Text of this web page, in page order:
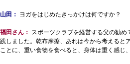
山田： ヨガをはじめたきっかけは何ですか？
福田さん： スポーツクラブを経営する父の勧
践しました。乾布摩擦、あれは今から考えると
ことに、重い食物を食べると、身体は重く感じ